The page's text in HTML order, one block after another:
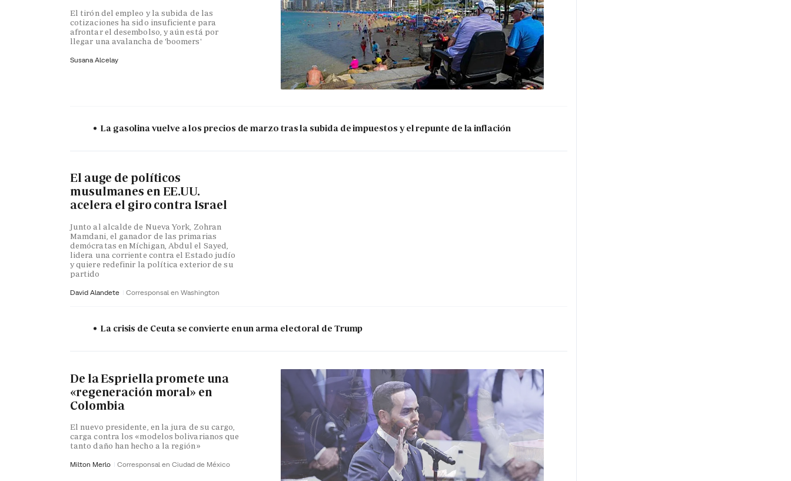
El tirón del empleo y la subida de las
cotizaciones ha sido insuficiente para
afrontar el desembolso, y aún está por
llegar una avalancha de 'boomers'
Susana Alcelay
La gasolina vuelve a los precios de marzo tras la subida de impuestos y el repunte de la inflación
El auge de políticos
musulmanes en EE.UU.
acelera el giro contra Israel
Junto al alcalde de Nueva York, Zohran
Mamdani, el ganador de las primarias
demócratas en Míchigan, Abdul el Sayed,
lidera una corriente contra el Estado judío
y quiere redefinir la política exterior de su
partido
David Alandete Corresponsal en Washington
La crisis de Ceuta se convierte en un arma electoral de Trump
De la Espriella promete una
«regeneración moral» en
Colombia
El nuevo presidente, en la jura de su cargo,
carga contra los «modelos bolivarianos que
tanto daño han hecho a la región»
Milton Merlo Corresponsal en Ciudad de México